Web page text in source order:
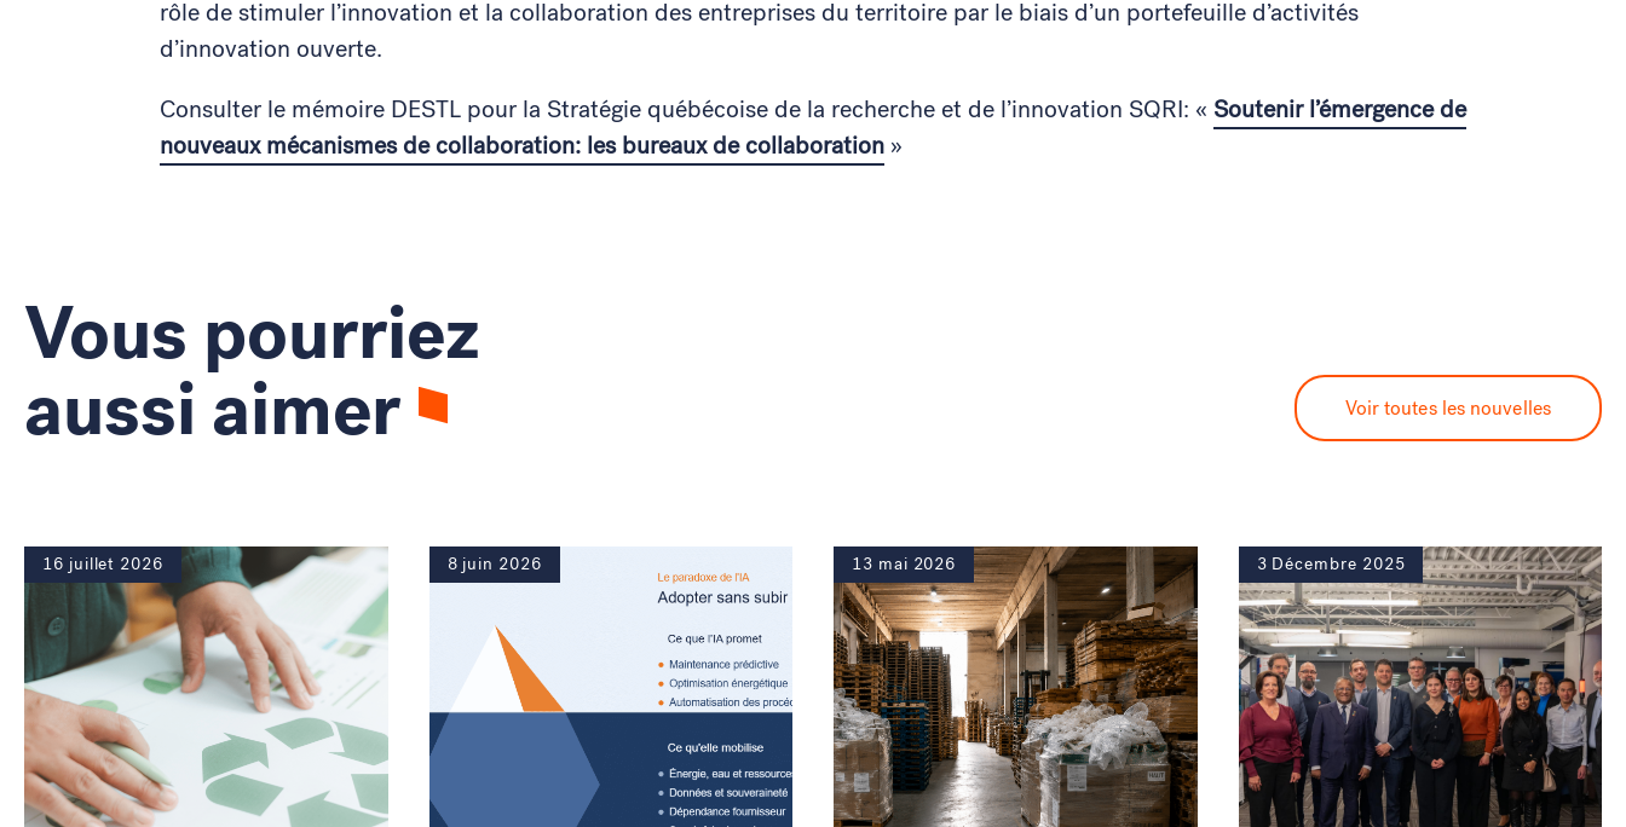
rôle de stimuler l’innovation et la collaboration des entreprises du territoire par le biais d’un portefeuille d’activités
d’innovation ouverte.
Consulter le mémoire DESTL pour la Stratégie québécoise de la recherche et de l’innovation SQRI: « Soutenir l’émergence de
nouveaux mécanismes de collaboration: les bureaux de collaboration »
Vous pourriez
aussi aimer Voir toutes les nouvelles
16 juillet 2026 8 juin 2026 13 mai 2026 3 Décembre 2025